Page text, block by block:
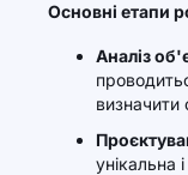
Основні етапи
Аналіз
унікальна